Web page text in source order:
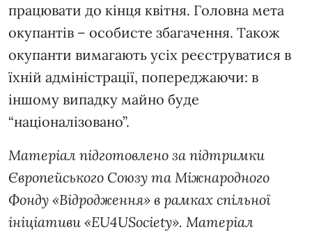
працювати до кінця квітня. Головна мета
окупантів – особисте збагачення. Також
окупанти вимагають усіх реєструватися в
їхній адміністрації, попереджаючи: в
іншому випадку майно буде
“націоналізовано”.
Матеріал підготовлено за підтримки
Європейського Союзу та Міжнародного
Фонду «Відродження» в рамках спільної
ініціативи «EU4USociety». Матеріал